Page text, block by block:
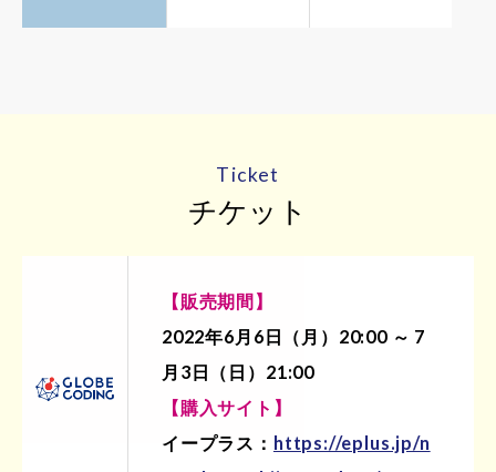
Ticket
チケット
【販売期間】
2022年6月6日（月）20:00 ～ 7
月3日（日）21:00
【購入サイト】
イープラス： https://eplus.jp/n